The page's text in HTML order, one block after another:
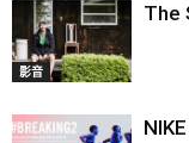
影音
The